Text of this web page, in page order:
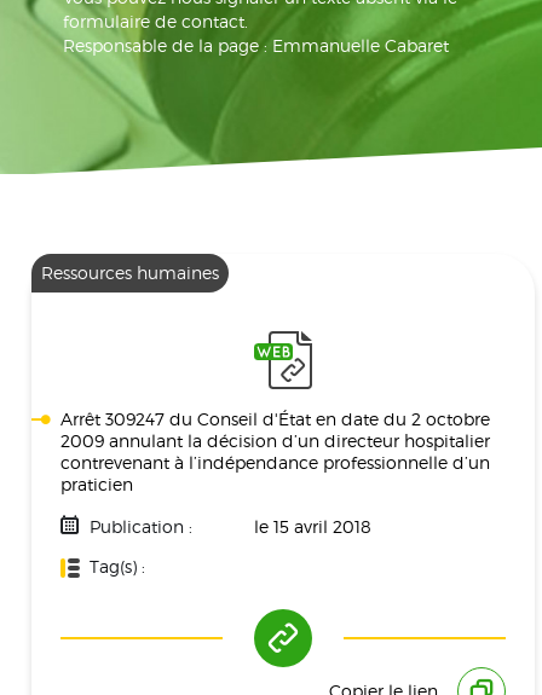
formulaire de contact.
Responsable de la page : Emmanuelle Cabaret
Ressources humaines
Arrêt 309247 du Conseil d'État en date du 2 octobre
2009 annulant la décision d’un directeur hospitalier
contrevenant à l’indépendance professionnelle d’un
praticien
Publication :
le 15 avril 2018
Tag(s) :
Copier le lien